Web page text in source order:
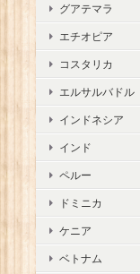
グアテマラ
エチオピア
コスタリカ
エルサルバドル
インドネシア
インド
ペルー
ドミニカ
ケニア
ベトナム